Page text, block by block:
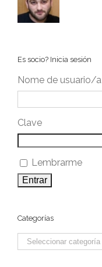
Es socio? Inicia sesión
Nome de usuario/a
Clave
Lembrarme
Categorías
Categorías